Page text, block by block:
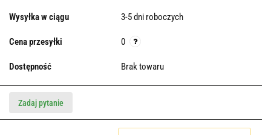
Wysyłka w ciągu 3-5 dni roboczych
Cena przesyłki 0
Dostępność Brak towaru
Zadaj pytanie